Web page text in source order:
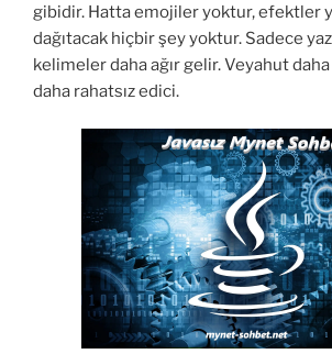
gibidir. Hatta emojiler yoktur, efektler
dağıtacak hiçbir şey yoktur. Sadece
kelimeler daha ağır gelir. Veyahut
daha rahatsız edici.